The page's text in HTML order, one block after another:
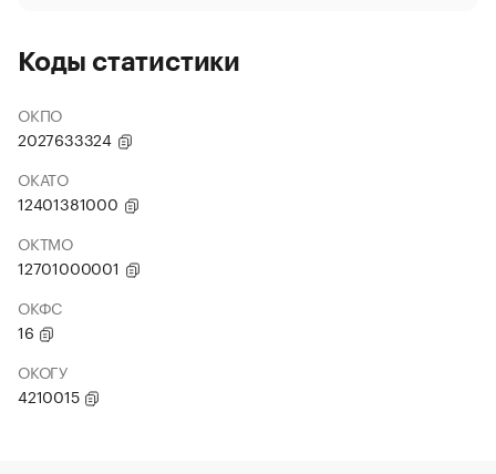
Коды статистики
ОКПО
2027633324
ОКАТО
12401381000
ОКТМО
12701000001
ОКФС
16
ОКОГУ
4210015